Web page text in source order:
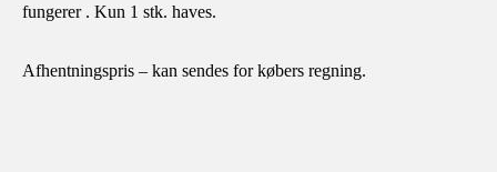
fungerer . Kun 1 stk. haves.
Afhentningspris – kan sendes for købers regning.